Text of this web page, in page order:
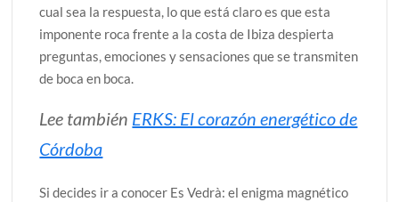
cual sea la respuesta, lo que está claro es que esta
imponente roca frente a la costa de Ibiza despierta
preguntas, emociones y sensaciones que se transmiten
de boca en boca.
Lee también ERKS: El corazón energético de
Córdoba
Si decides ir a conocer Es Vedrà: el enigma magnético